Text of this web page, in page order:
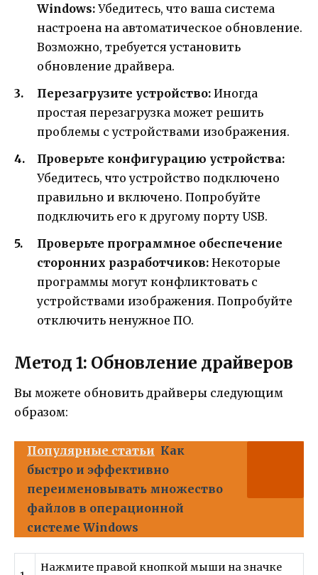
Windows: Убедитесь, что ваша система
настроена на автоматическое обновление.
Возможно, требуется установить
обновление драйвера.
Перезагрузите устройство: Иногда
простая перезагрузка может решить
проблемы с устройствами изображения.
Проверьте конфигурацию устройства:
Убедитесь, что устройство подключено
правильно и включено. Попробуйте
подключить его к другому порту USB.
Проверьте программное обеспечение
сторонних разработчиков: Некоторые
программы могут конфликтовать с
устройствами изображения. Попробуйте
отключить ненужное ПО.
Метод 1: Обновление драйверов
Вы можете обновить драйверы следующим
образом:
Популярные статьи Как
быстро и эффективно
переименовывать множество
файлов в операционной
системе Windows
Нажмите правой кнопкой мыши на значке